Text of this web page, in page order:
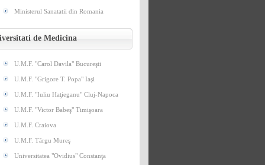
Ministerul Sanatatii din Romania
de Medicina
U.M.F. "Carol Davila" Bucureşti
U.M.F. "Grigore T. Popa" Iaşi
U.M.F. "Iuliu Haţieganu" Cluj-Napoca
U.M.F. "Victor Babeş" Timişoara
U.M.F. Craiova
U.M.F. Târgu Mureş
Universitatea "Ovidius" Constanţa